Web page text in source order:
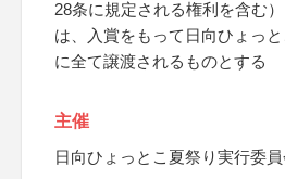
28条に規定される権利を含む
は、入賞をもって日向ひょっ
に全て譲渡されるものとする
主催
日向ひょっとこ夏祭り実行委員